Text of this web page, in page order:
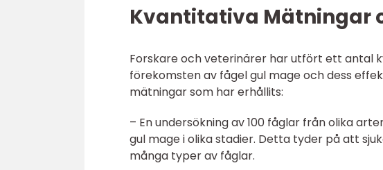
Kvantitativa Mätningar
Forskare och veterinärer har utfört ett antal
förekomsten av fågel gul mage och dess
mätningar som har erhållits:
– En undersökning av 100 fåglar från olika
gul mage i olika stadier. Detta tyder på att
många typer av fåglar.